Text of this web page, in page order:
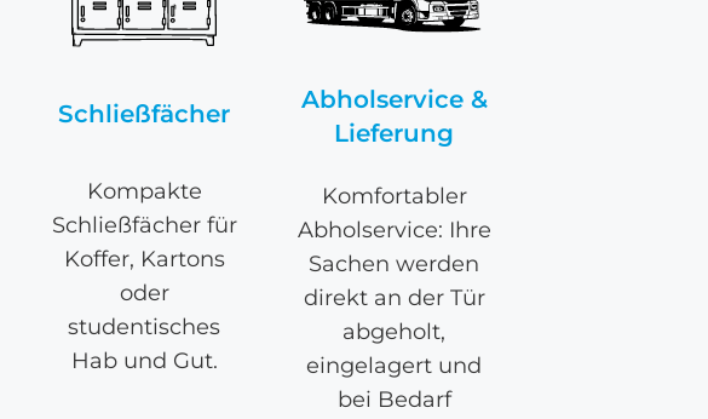
Schließfächer
Kompakte
Schließfächer für
Koffer, Kartons
oder
studentisches
Hab und Gut.
Abholservice &
Lieferung
Komfortabler
Abholservice: Ihre
Sachen werden
direkt an der Tür
abgeholt,
eingelagert und
bei Bedarf